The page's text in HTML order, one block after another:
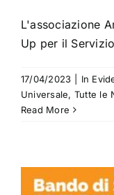
L'associazione
Up per il
17/04/2023 In
Universale, Tutte le
Read More